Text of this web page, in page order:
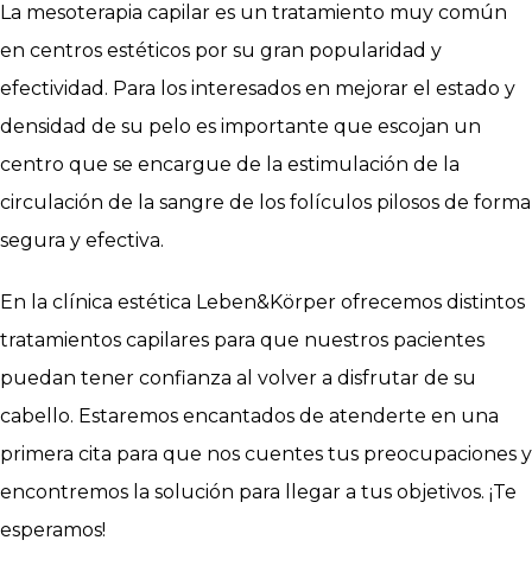
La mesoterapia capilar es un tratamiento muy común
en centros estéticos por su gran popularidad y
efectividad. Para los interesados en mejorar el estado y
densidad de su pelo es importante que escojan un
centro que se encargue de la estimulación de la
circulación de la sangre de los folículos pilosos de forma
segura y efectiva.
En la clínica estética Leben&Körper ofrecemos distintos
tratamientos capilares para que nuestros pacientes
puedan tener confianza al volver a disfrutar de su
cabello. Estaremos encantados de atenderte en una
primera cita para que nos cuentes tus preocupaciones y
encontremos la solución para llegar a tus objetivos. ¡Te
esperamos!